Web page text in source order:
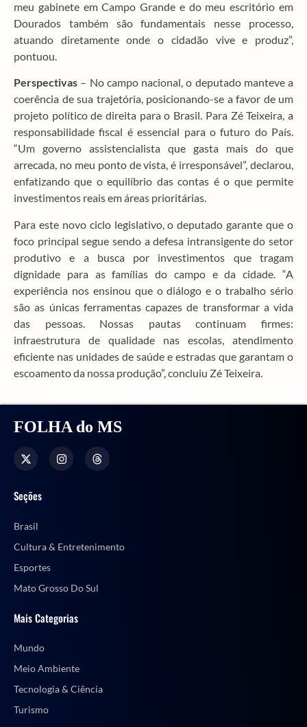
meu gabinete em Campo Grande e do meu escritório em
Dourados também são fundamentais nesse processo,
atuando diretamente onde o cidadão vive e produz”,
pontuou.
Perspectivas – No campo nacional, o deputado manteve a
coerência de sua trajetória, posicionando-se a favor de um
projeto político de direita para o Brasil. Para Zé Teixeira, a
responsabilidade fiscal é essencial para o futuro do País.
“Um governo assistencialista que gasta mais do que
arrecada, no meu ponto de vista, é irresponsável”, declarou,
enfatizando que o equilíbrio das contas é o que permite
investimentos reais em áreas prioritárias.
Para este novo ciclo legislativo, o deputado garante que o
foco principal segue sendo a defesa intransigente do setor
produtivo e a busca por investimentos que tragam
dignidade para as famílias do campo e da cidade. “A
experiência nos ensinou que o diálogo e o trabalho sério
são as únicas ferramentas capazes de transformar a vida
das pessoas. Nossas pautas continuam firmes:
infraestrutura de qualidade nas escolas, atendimento
eficiente nas unidades de saúde e estradas que garantam o
escoamento da nossa produção”, concluiu Zé Teixeira.
FOLHA do MS
Seções
Brasil
Cultura & Entretenimento
Esportes
Mato Grosso Do Sul
Mais Categorias
Mundo
Meio Ambiente
Tecnologia & Ciência
Turismo